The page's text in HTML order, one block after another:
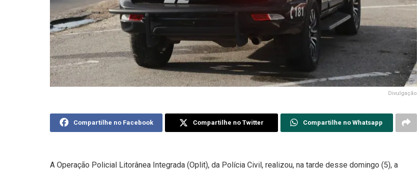
Divulgação
Compartilhe no Facebook Compartilhe no Twitter Compartilhe no Whatsapp
A Operação Policial Litorânea Integrada (Oplit), da Polícia Civil, realizou, na tarde desse domingo (5), a